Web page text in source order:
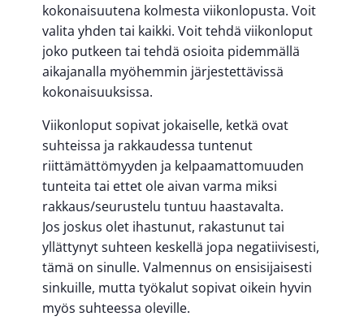
kokonaisuutena kolmesta viikonlopusta. Voit
valita yhden tai kaikki. Voit tehdä viikonloput
joko putkeen tai tehdä osioita pidemmällä
aikajanalla myöhemmin järjestettävissä
kokonaisuuksissa.
Viikonloput sopivat jokaiselle, ketkä ovat
suhteissa ja rakkaudessa tuntenut
riittämättömyyden ja kelpaamattomuuden
tunteita tai ettet ole aivan varma miksi
rakkaus/seurustelu tuntuu haastavalta.
Jos joskus olet ihastunut, rakastunut tai
yllättynyt suhteen keskellä jopa negatiivisesti,
tämä on sinulle. Valmennus on ensisijaisesti
sinkuille, mutta työkalut sopivat oikein hyvin
myös suhteessa oleville.